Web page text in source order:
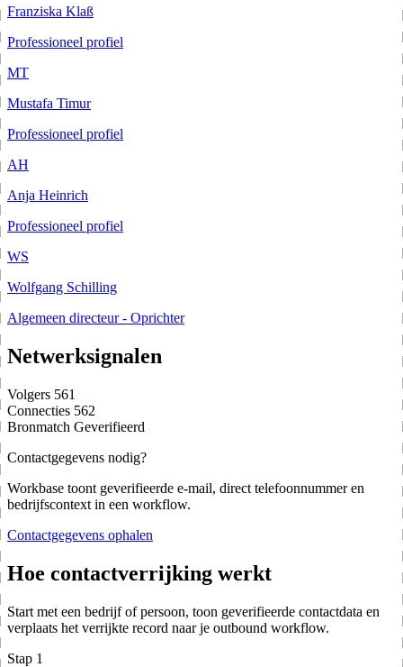
Franziska Klaß
Professioneel profiel
MT
Mustafa Timur
Professioneel profiel
AH
Anja Heinrich
Professioneel profiel
WS
Wolfgang Schilling
Algemeen directeur - Oprichter
Netwerksignalen
Volgers 561
Connecties 562
Bronmatch Geverifieerd
Contactgegevens nodig?
Workbase toont geverifieerde e-mail, direct telefoonnummer en
bedrijfscontext in een workflow.
Contactgegevens ophalen
Hoe contactverrijking werkt
Start met een bedrijf of persoon, toon geverifieerde contactdata en
verplaats het verrijkte record naar je outbound workflow.
Stap 1